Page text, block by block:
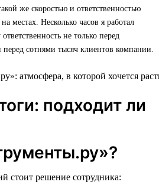
же скоростью и ответственностью
местах. Несколько часов я работал
не только перед
сотнями тысяч клиентов компании.
подходит ли
стоит решение сотрудника: